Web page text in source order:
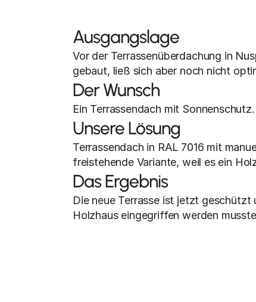
Ausgangslage
Vor der Terrassenüberdachung in
gebaut, ließ sich aber noch nicht
Der Wunsch
Ein Terrassendach mit Sonnenschutz.
Unsere Lösung
Terrassendach in RAL 7016 mit
freistehende Variante, weil es ein
Das Ergebnis
Die neue Terrasse ist jetzt geschützt
Holzhaus eingegriffen werden